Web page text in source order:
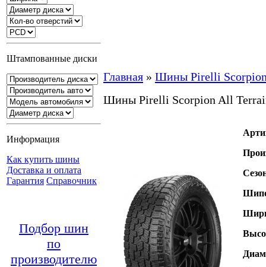
Штампованные диски
Информация
Как купить шины
Доставка и оплата
Гарантия Справочник
Подбор шин
по
производителю
Главная » Шины Pirelli
Шины Pirelli Scorpion All